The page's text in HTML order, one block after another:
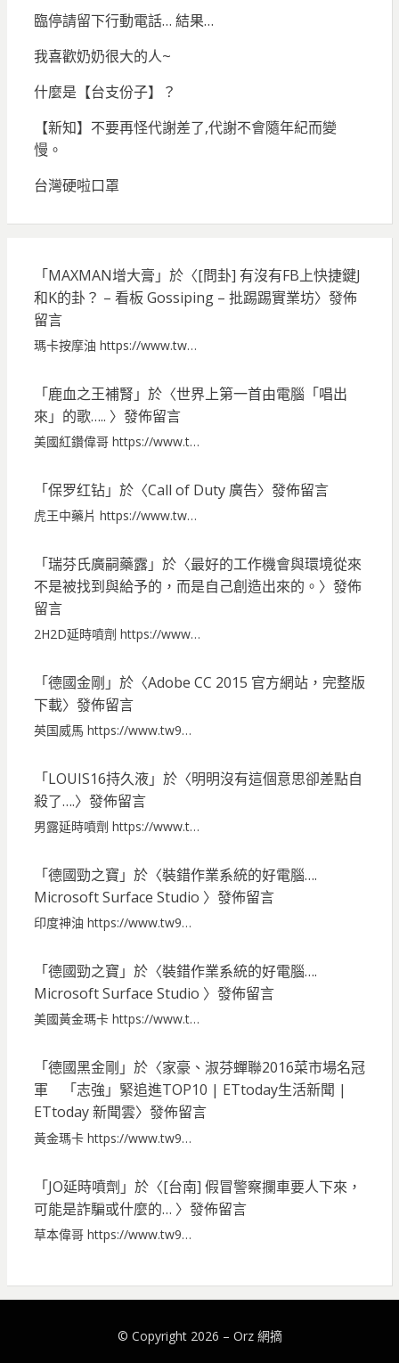
臨停請留下行動電話… 結果…
我喜歡奶奶很大的人~
什麼是【台支份子】？
【新知】不要再怪代謝差了,代謝不會隨年紀而變
慢。
台灣硬啦口罩
「MAXMAN增大膏 」於〈[問卦] 有沒有FB上快捷鍵J
和K的卦？ – 看板 Gossiping – 批踢踢實業坊〉發佈
留言
瑪卡按摩油 https://www.tw…
「鹿血之王補腎 」於〈世界上第一首由電腦「唱出
來」的歌….. 〉發佈留言
美國紅鑽偉哥 https://www.t…
「保罗红钻」於〈Call of Duty 廣告〉發佈留言
虎王中藥片 https://www.tw…
「瑞芬氏廣嗣藥露」於〈最好的工作機會與環境從來
不是被找到與給予的，而是自己創造出來的。 〉發佈
留言
2H2D延時噴劑 https://www…
「德國金剛 」於〈Adobe CC 2015 官方網站，完整版
下載〉發佈留言
英国威馬 https://www.tw9…
「LOUIS16持久液」於〈明明沒有這個意思卻差點自
殺了….〉發佈留言
男露延時噴劑 https://www.t…
「德國勁之寶 」於〈裝錯作業系統的好電腦….
Microsoft Surface Studio 〉發佈留言
印度神油 https://www.tw9…
「德國勁之寶 」於〈裝錯作業系統的好電腦….
Microsoft Surface Studio 〉發佈留言
美國黃金瑪卡 https://www.t…
「德國黑金剛 」於〈家豪、淑芬蟬聯2016菜市場名冠
軍 「志強」緊追進TOP10 | ETtoday生活新聞 |
ETtoday 新聞雲〉發佈留言
黃金瑪卡 https://www.tw9…
「JO延時噴劑 」於〈[台南] 假冒警察攔車要人下來，
可能是詐騙或什麼的… 〉發佈留言
草本偉哥 https://www.tw9…
© Copyright 2026 – Orz 網摘